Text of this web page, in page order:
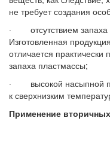
не требует создания
· отсутствием запаха
Изготовленная
отличается практически
запаха пластмассы;
· высокой насыпной
к сверхнизким
Применение